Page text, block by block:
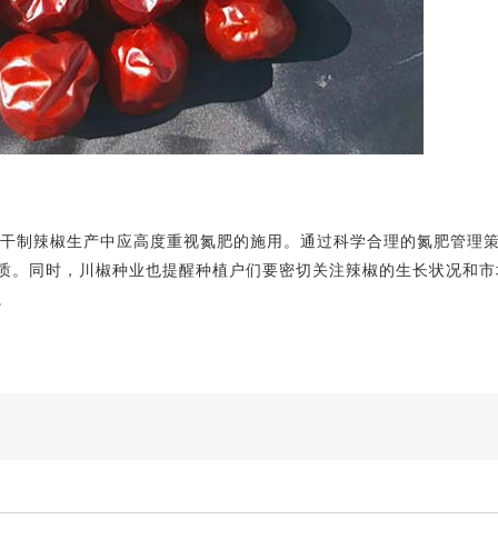
制辣椒生产中应高度重视氮肥的施用。通过科学合理的氮肥管理
同时，川椒种业也提醒种植户们要密切关注辣椒的生长状况和